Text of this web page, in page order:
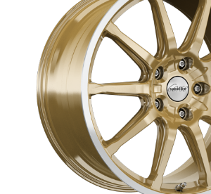
Vanteiden osto-opas
Auton renkaat
Yhteystiedot